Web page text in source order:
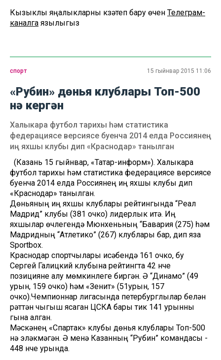
Кызыклы яңалыкларны күзәтеп бару өчен Телеграм-
каналга язылыгыз
спорт 15 гыйнвар 2015 11:06
«Рубин» дөнья клублары Топ-500
нә кергән
Халыкара футбол тарихы һәм статистика
федерациясе версиясе буенча 2014 елда Россиянең
иң яхшы клубы дип «Краснодар» танылган
(Казань 15 гыйнвар, «Татар-информ»). Халыкара
футбол тарихы һәм статистика федерациясе версиясе
буенча 2014 елда Россиянең иң яхшы клубы дип
«Краснодар» танылган.
Дөньяның иң яхшы клублары рейтингында “Реал
Мадрид” клубы (381 очко) лидерлык итә. Иң
яхшылар өчлегендә Мюнхеньның “Бавария (275) һәм
Мадридның “Атлетико” (267) клублары бар, дип яза
Sportbox.
Краснодар спортчылары исәбендә 161 очко, бу
Сергей Галицкий клубына рейтингта 42 нче
позицияне алу мөмкинлеге биргән. Ә “Динамо” (49
урын, 159 очко) һәм «Зенит» (51урын, 157
очко).Чемпионнар лигасында петербурглылар белән
рәттән чыгыш ясаган ЦСКА бары тик 141 урынны
гына алган.
Мәскәүнең «Спартак» клубы дөнья клублары Топ-500
нә эләкмәгән. Ә менә Казанның “Рубин” командасы -
448 нче урында.